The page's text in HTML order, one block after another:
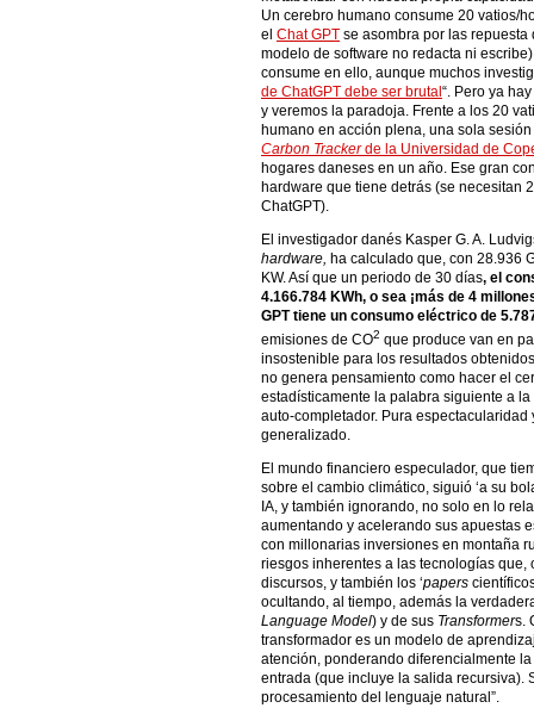
Un cerebro humano consume 20 vatios/
el Chat GPT se asombra por las repuesta
modelo de software no redacta ni
consume en ello, aunque muchos
de ChatGPT debe ser brutal “. Pero ya
y veremos la paradoja. Frente a los 20
humano en acción plena, una sola
Carbon Trackerde la Universidad de
hogares daneses en un año. Ese gran
hardware que tiene detrás (se necesitan
ChatGPT).
El investigador danés Kasper G. A.
hardware, ha calculado que, con 28.936
KW. Así que un periodo de 30 días, el
4.166.784 KWh, o sea ¡más de 4
GPT tiene un consumo eléctrico de
emisiones de CO2 que produce van en
insostenible para los resultados
no genera pensamiento como hacer el
estadísticamente la palabra siguiente a
auto-completador. Pura
generalizado.
El mundo financiero especulador, que
sobre el cambio climático, siguió ‘a su
IA, y también ignorando, no solo en lo
aumentando y acelerando sus apuestas
con millonarias inversiones en montaña
riesgos inherentes a las tecnologías que,
discursos, y también los ‘papers
ocultando, al tiempo, además la
Language Model) y de sus Transformers.
transformador es un modelo de
atención, ponderando diferencialmente
entrada (que incluye la salida recursiva).
procesamiento del lenguaje natural”.